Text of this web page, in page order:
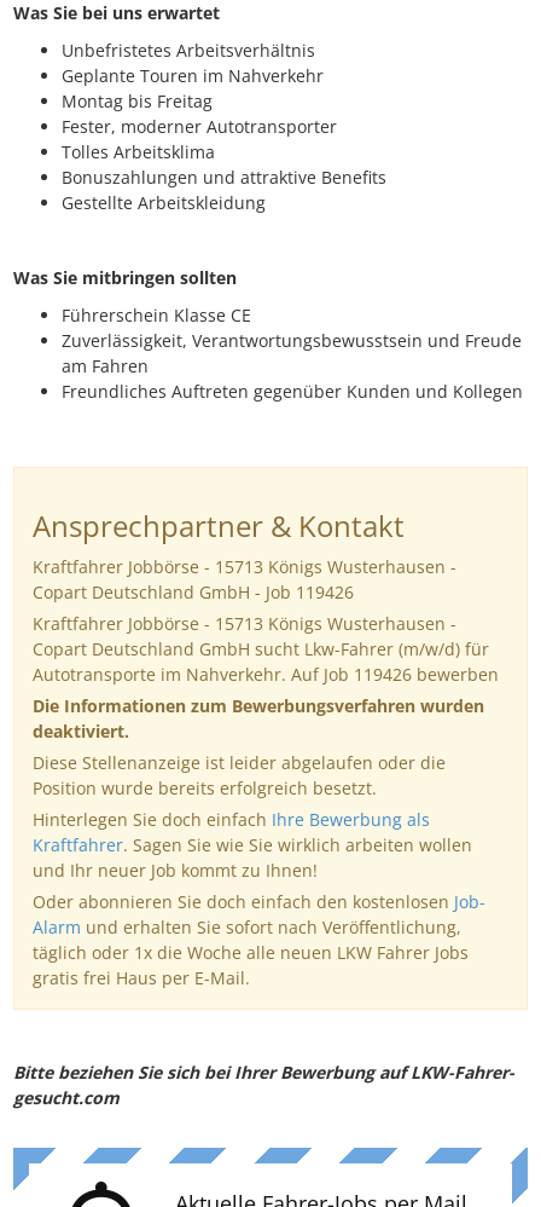
Was Sie bei uns erwartet
Unbefristetes Arbeitsverhältnis
Geplante Touren im Nahverkehr
Montag bis Freitag
Fester, moderner Autotransporter
Tolles Arbeitsklima
Bonuszahlungen und attraktive Benefits
Gestellte Arbeitskleidung
Was Sie mitbringen sollten
Führerschein Klasse CE
Zuverlässigkeit, Verantwortungsbewusstsein und Freude
am Fahren
Freundliches Auftreten gegenüber Kunden und Kollegen
Ansprechpartner & Kontakt
Kraftfahrer Jobbörse - 15713 Königs Wusterhausen -
Copart Deutschland GmbH - Job 119426
Kraftfahrer Jobbörse - 15713 Königs Wusterhausen -
Copart Deutschland GmbH sucht Lkw-Fahrer (m/w/d) für
Autotransporte im Nahverkehr. Auf Job 119426 bewerben
Die Informationen zum Bewerbungsverfahren wurden
deaktiviert.
Diese Stellenanzeige ist leider abgelaufen oder die
Position wurde bereits erfolgreich besetzt.
Hinterlegen Sie doch einfach Ihre Bewerbung als
Kraftfahrer. Sagen Sie wie Sie wirklich arbeiten wollen
und Ihr neuer Job kommt zu Ihnen!
Oder abonnieren Sie doch einfach den kostenlosen Job-
Alarm und erhalten Sie sofort nach Veröffentlichung,
täglich oder 1x die Woche alle neuen LKW Fahrer Jobs
gratis frei Haus per E-Mail.
Bitte beziehen Sie sich bei Ihrer Bewerbung auf LKW-Fahrer-
gesucht.com